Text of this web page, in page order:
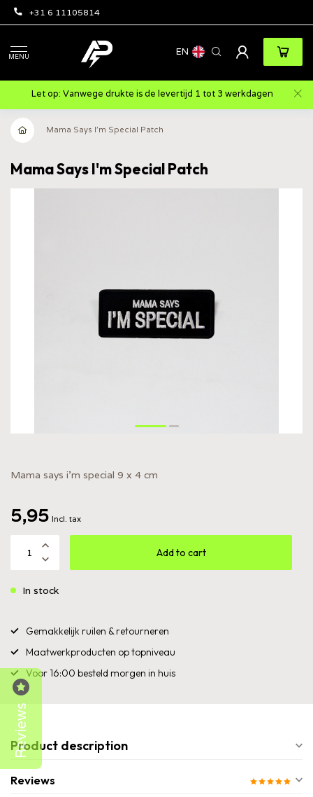
+31 6 11105814
MENU EN
Let op: Vanwege drukte is de levertijd 1 tot 3 werkdagen
Mama Says I'm Special Patch
Mama Says I'm Special Patch
Mama says i'm special 9 x 4 cm
5,95 Incl. tax
Add to cart
In stock
Gemakkelijk ruilen & retourneren
Maatwerkproducten op topniveau
Voor 16:00 besteld morgen in huis
Product description
Reviews
Reviews